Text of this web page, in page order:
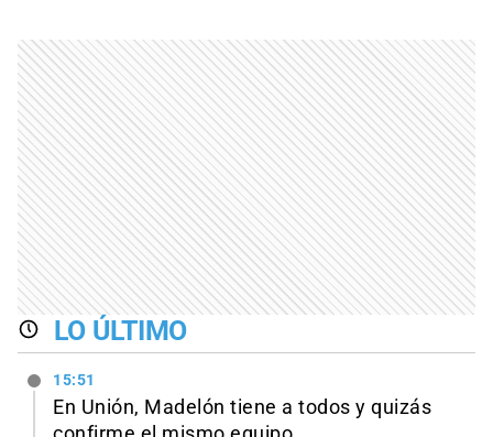
LO ÚLTIMO
15:51
En Unión, Madelón tiene a todos y quizás